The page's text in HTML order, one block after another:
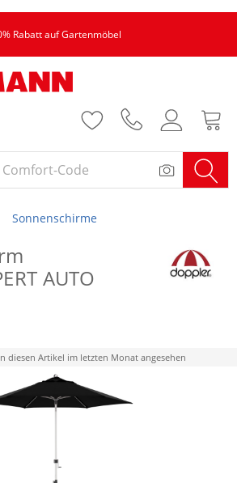
Rabatt auf Gartenmöbel
Sonnenschirme
AUTO
diesen Artikel im letzten Monat angesehen